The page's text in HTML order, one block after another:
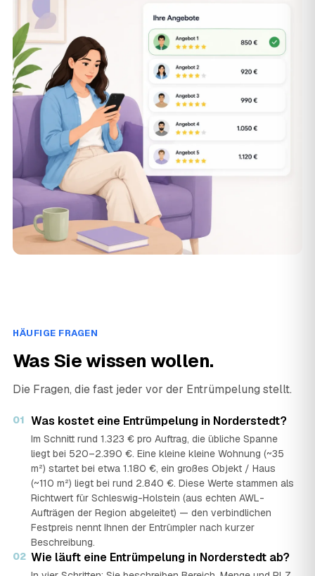
HÄUFIGE FRAGEN
Was Sie wissen wollen.
Die Fragen, die fast jeder vor der Entrümpelung stellt.
01 Was kostet eine Entrümpelung in Norderstedt?
Im Schnitt rund 1.323 € pro Auftrag, die übliche Spanne
liegt bei 520–2.390 €. Eine kleine kleine Wohnung (~35
m²) startet bei etwa 1.180 €, ein großes Objekt / Haus
(~110 m²) liegt bei rund 2.840 €. Diese Werte stammen als
Richtwert für Schleswig-Holstein (aus echten AWL-
Aufträgen der Region abgeleitet) — den verbindlichen
Festpreis nennt Ihnen der Entrümpler nach kurzer
Beschreibung.
02 Wie läuft eine Entrümpelung in Norderstedt ab?